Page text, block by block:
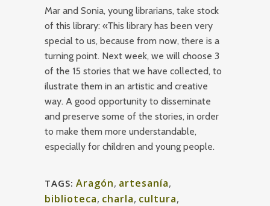
Mar and Sonia, young librarians, take stock
of this library: «This library has been very
special to us, because from now, there is a
turning point. Next week, we will choose 3
of the 15 stories that we have collected, to
ilustrate them in an artistic and creative
way. A good opportunity to disseminate
and preserve some of the stories, in order
to make them more understandable,
especially for children and young people.
TAGS: Aragón, artesanía,
biblioteca, charla, cultura,